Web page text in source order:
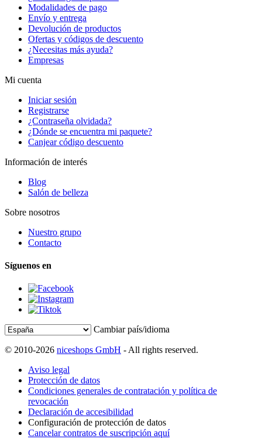
Modalidades de pago
Envío y entrega
Devolución de productos
Ofertas y códigos de descuento
¿Necesitas más ayuda?
Empresas
Mi cuenta
Iniciar sesión
Registrarse
¿Contraseña olvidada?
¿Dónde se encuentra mi paquete?
Canjear código descuento
Información de interés
Blog
Salón de belleza
Sobre nosotros
Nuestro grupo
Contacto
Síguenos en
Cambiar país/idioma
© 2010-2026 niceshops GmbH - All rights reserved.
Aviso legal
Protección de datos
Condiciones generales de contratación y política de
revocación
Declaración de accesibilidad
Configuración de protección de datos
Cancelar contratos de suscripción aquí